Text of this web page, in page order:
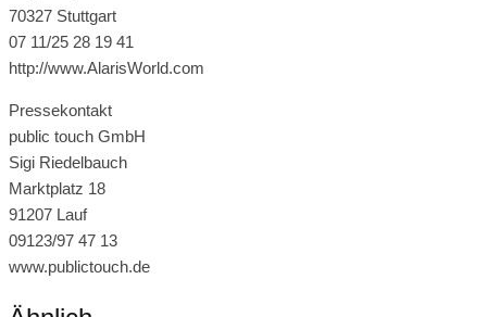
70327 Stuttgart
07 11/25 28 19 41
http://www.AlarisWorld.com
Pressekontakt
public touch GmbH
Sigi Riedelbauch
Marktplatz 18
91207 Lauf
09123/97 47 13
www.publictouch.de